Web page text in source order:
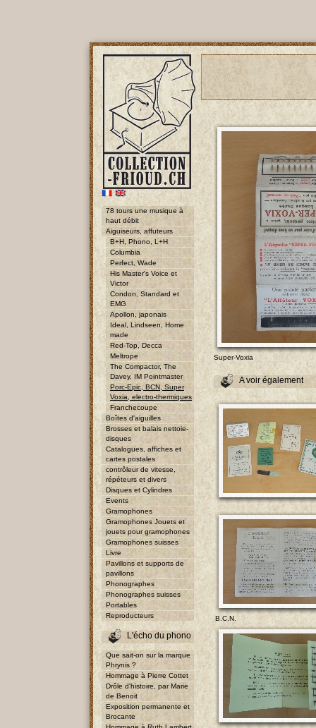
78 tours une musique à
haut débit
Aiguiseurs, affuteurs
B+H, Phono, L+H
Columbia
Perfect, Wade
His Master's Voice et
Victor
Condon, Standard et
EMG
Apollon, japonais
Ideal, Lindseen, Home
made
Red-Top, Decca
Meltrope
The Compactor, The
Davey, IM Pointmaster
Porc-Epic, BCN, Super
Voxia, electro-thermiques
Franchecoupe
Boîtes d'aiguilles
Brosses et balais nettoie-
disques
Catalogues, affiches et
cartes postales
contrôleur de vitesse,
répéteurs et divers
Disques et Cylindres
Events
Gramophones
Gramophones Jouets et
jouets pour gramophones
Gramophones suisses
Livre
Pavillons et supports de
pavillons
Phonographes
Phonographes suisses
Portables
Reproducteurs
L'écho du phono
Que sait-on sur la marque
Phrynis ?
Hommage à Pierre Cottet
Drôle d'histoire, par Marie
de Benoit
Exposition permanente et
Brocante
Super-Voxia
A voir également
B.C.N.